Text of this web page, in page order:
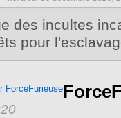
des incultes
pour